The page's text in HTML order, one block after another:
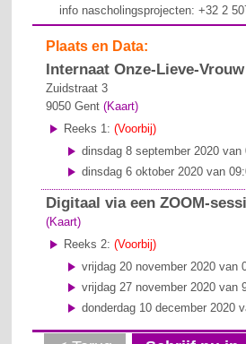
info nascholingsprojecten: +32 2
Plaats en Data:
Internaat Onze-Lieve-
Zuidstraat 3
9050 Gent (Kaart)
Reeks 1:(Voorbij)
dinsdag 8 september 2020 van
dinsdag 6 oktober 2020 van
Digitaal via een ZOOM-
(Kaart)
Reeks 2:(Voorbij)
vrijdag 20 november 2020 van
vrijdag 27 november 2020 van
donderdag 10 december 2020